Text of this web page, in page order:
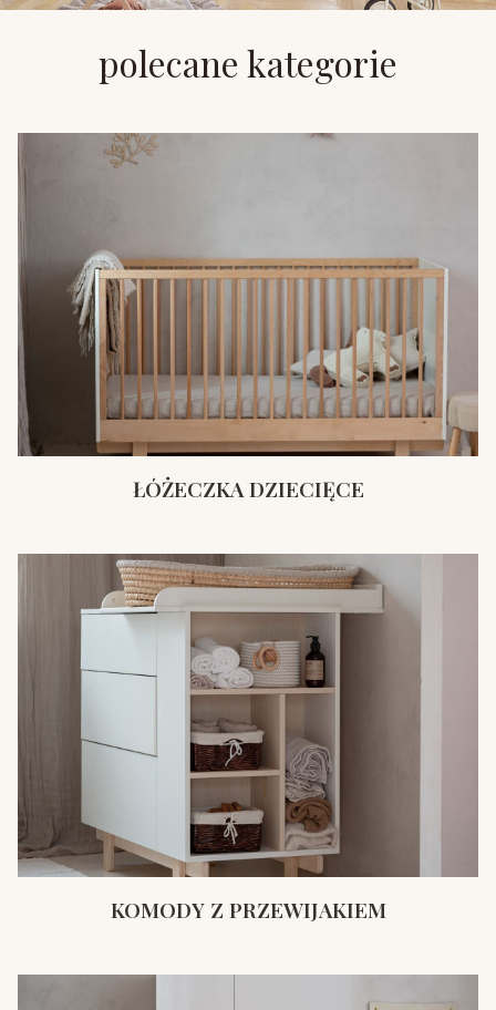
polecane kategorie
ŁÓŻECZKA DZIECIĘCE
KOMODY Z PRZEWIJAKIEM